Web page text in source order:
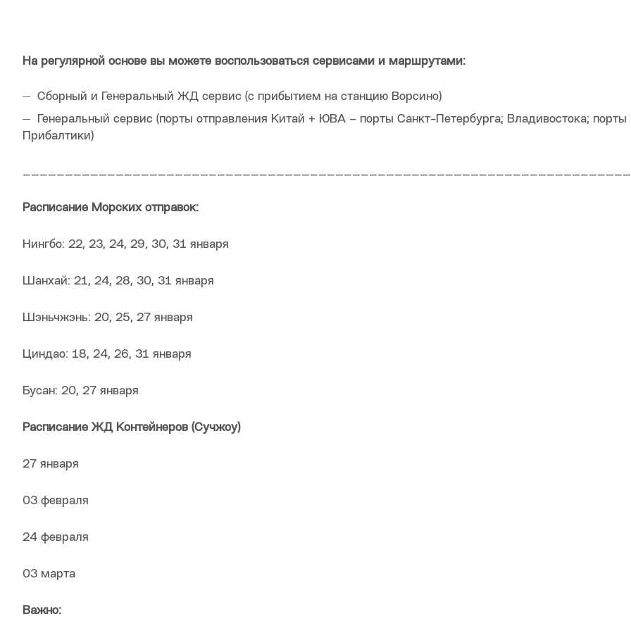
На регулярной основе вы можете воспользоваться сервисами и маршрутами:
Сборный и Генеральный ЖД сервис (с прибытием на станцию Ворсино)
Генеральный сервис (порты отправления Китай + ЮВА – порты Санкт-Петербурга; Владивостока; порты
Прибалтики)
Расписание Морских отправок:
Нингбо: 22, 23, 24, 29, 30, 31 января
Шанхай: 21, 24, 28, 30, 31 января
Шэньчжэнь: 20, 25, 27 января
Циндао: 18, 24, 26, 31 января
Бусан: 20, 27 января
Расписание ЖД Контейнеров (Сучжоу)
27 января
03 февраля
24 февраля
03 марта
Важно: